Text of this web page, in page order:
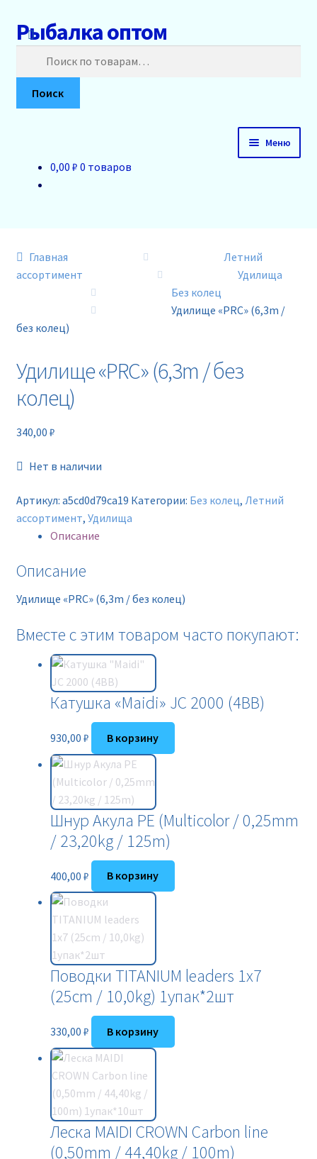
Перейти
к
навигации
Перейти
к
содержимому
Рыбалка оптом
Поиск
Меню
Доставка и оплата
Новинки
Прайс
Контакты
0,00 ₽ 0 товаров
Главная
Летний
ассортимент
Удилища
Без колец
Удилище «PRC» (6,3m /
без колец)
Удилище «PRC» (6,3m / без
колец)
340,00 ₽
Нет в наличии
Артикул: a5cd0d79ca19 Категории: Без колец, Летний
ассортимент, Удилища
Описание
Описание
Удилище «PRC» (6,3m / без колец)
Вместе с этим товаром часто покупают:
Катушка «Maidi» JC 2000 (4BB)
930,00 ₽ В корзину
Шнур Акула PE (Multicolor / 0,25mm
/ 23,20kg / 125m)
400,00 ₽ В корзину
Поводки TITANIUM leaders 1х7
(25cm / 10,0kg) 1упак*2шт
330,00 ₽ В корзину
Леска MAIDI CROWN Carbon line
(0,50mm / 44,40kg / 100m)